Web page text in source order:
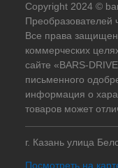
Copyright 2024 ©
Преобразователей
Все права
коммерческих
сайте «BARS-
письменного
информация о
товаров может
г. Казань улица
Посмотреть на